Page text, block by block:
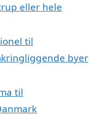
eller hele
til
byer
til